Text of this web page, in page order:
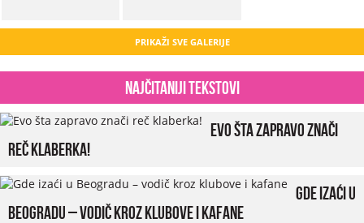
PRIKAŽI SVE GALERIJE
Najčitaniji tekstovi
Evo šta zapravo znači
reč klaberka!
Gde izaći u
Beogradu – vodič kroz klubove i kafane